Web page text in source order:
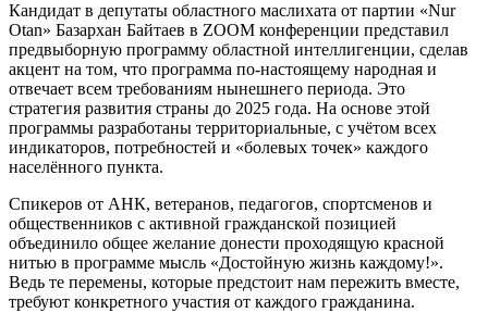
Кандидат в депутаты областного маслихата от партии «Nur
Otan» Базархан Байтаев в ZOOM конференции представил
предвыборную программу областной интеллигенции, сделав
акцент на том, что программа по-настоящему народная и
отвечает всем требованиям нынешнего периода. Это
стратегия развития страны до 2025 года. На основе этой
программы разработаны территориальные, с учётом всех
индикаторов, потребностей и «болевых точек» каждого
населённого пункта.
Спикеров от АНК, ветеранов, педагогов, спортсменов и
общественников с активной гражданской позицией
объединило общее желание донести проходящую красной
нитью в программе мысль «Достойную жизнь каждому!».
Ведь те перемены, которые предстоит нам пережить вместе,
требуют конкретного участия от каждого гражданина.